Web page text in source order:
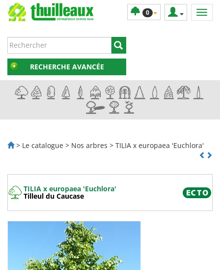
0
RECHERCHE AVANCÉE
> Le catalogue > Nos arbres > TILIA x europaea 'Euchlora'
TILIA x europaea 'Euchlora'
Tilleul du Caucase